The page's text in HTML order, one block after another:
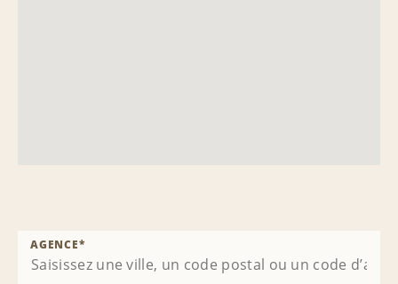
AGENCE*